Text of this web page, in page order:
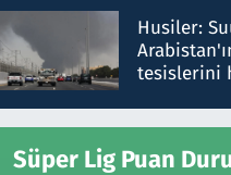
talimat
gönderdim
Husiler:
tesislerini
Süper Lig Puan